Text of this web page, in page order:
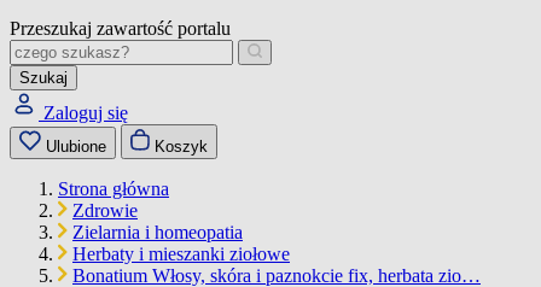
Przeszukaj zawartość portalu
Szukaj
Zaloguj się
Ulubione Koszyk
Strona główna
Zdrowie
Zielarnia i homeopatia
Herbaty i mieszanki ziołowe
Bonatium Włosy, skóra i paznokcie fix, herbata zio…